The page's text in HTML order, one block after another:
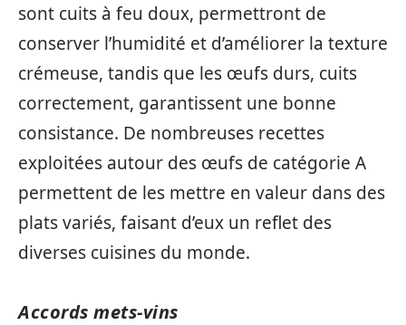
sont cuits à feu doux, permettront de
conserver l’humidité et d’améliorer la texture
crémeuse, tandis que les œufs durs, cuits
correctement, garantissent une bonne
consistance. De nombreuses recettes
exploitées autour des œufs de catégorie A
permettent de les mettre en valeur dans des
plats variés, faisant d’eux un reflet des
diverses cuisines du monde.
Accords mets-vins